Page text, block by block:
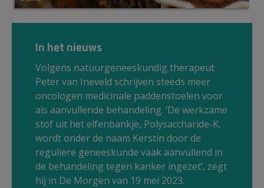
In het nieuws
Volgens natuurgeneeskundig therapeut
Peter van Ineveld schrijven steeds meer
oncologen medicinale paddenstoelen voor
als aanvullende behandeling. ‘De werkzame
stof uit het elfenbankje, Polysaccharide-K,
wordt onder de naam Kerstin door de
reguliere geneeskunde vaak aanvullend in
de behandeling tegen kanker ingezet’, zegt
hij in De Morgen van 19 mei 2023.